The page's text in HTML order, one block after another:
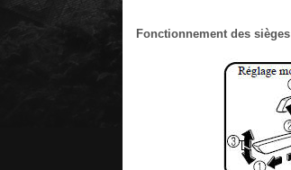
Fonctionnement des sièges